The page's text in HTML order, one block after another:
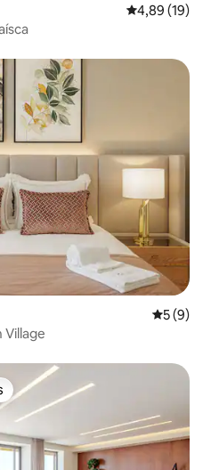
Évaluation
4,89 (19)
5 (9)
Village
plus appréciés